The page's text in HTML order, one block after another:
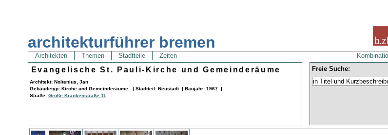
architekturführer bremen
Architekten Themen Stadtteile Zeiten
Evangelische St. Pauli-Kirche und Gemeinderäume
Architekt: Noltenius, Jan
Gebäudetyp: Kirche und Gemeinderäume | Stadtteil: Neustadt | Baujahr: 1967 |
Straße: Große Krankenstraße 11
Freie Suche: